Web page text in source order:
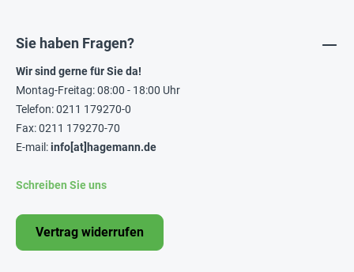
Sie haben Fragen?
Wir sind gerne für Sie da!
Montag-Freitag: 08:00 - 18:00 Uhr
Telefon: 0211 179270-0
Fax: 0211 179270-70
E-mail:info[at]hagemann.de
Schreiben Sie uns
Vertrag widerrufen